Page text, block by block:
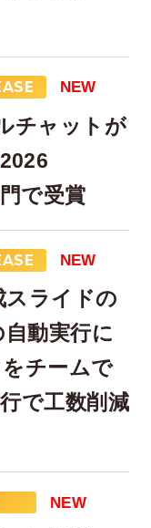
点
NEW
チャットが
で受賞
NEW
スライドの
動実行に
チームで
で工数削減
NEW